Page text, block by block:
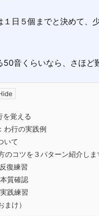
日５個までと決めて、
音くらいなら、さほど
を覚える
わ行の実践例
いて
のコツを３パターン紹介しま
復練習
質確認
践練習
まけ）